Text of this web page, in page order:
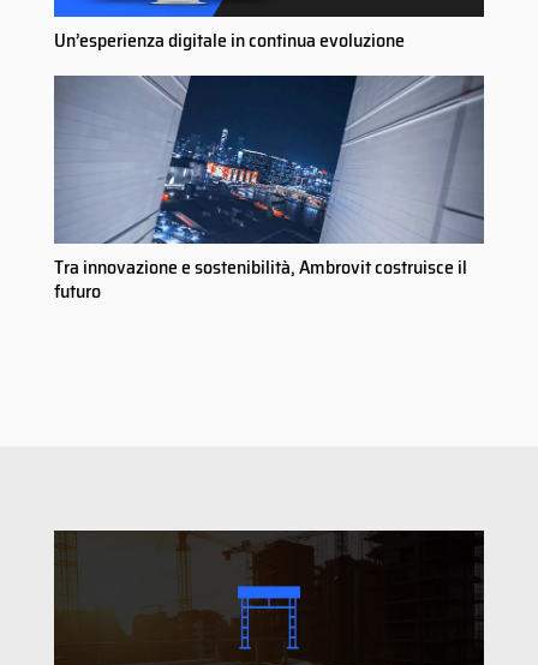
Un’esperienza digitale in continua evoluzione
Tra innovazione e sostenibilità, Ambrovit costruisce il
futuro